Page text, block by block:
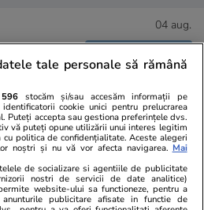
04 aug.
03 aug.
tale personale să rămână
596 stocăm și/sau accesăm informații pe
cookie unici pentru prelucrarea
Puteți accepta sau gestiona preferințele dvs.
vă puteți opune utilizării unui interes legitim
politica de confidențialitate. Aceste alegeri
noștri și nu vă vor afecta navigarea. Mai
de socializare si agentiile de publicitate
nostri de servicii de date analitice)
website-ului sa functioneze, pentru a
publicitare afisate in functie de